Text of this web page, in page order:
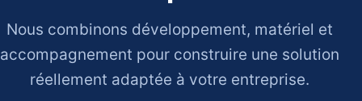
Nous combinons développement, matériel et
accompagnement pour construire une solution
réellement adaptée à votre entreprise.